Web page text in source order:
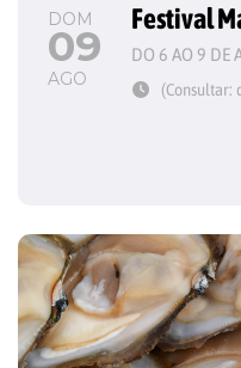
DOM
09
AGO
Festival
DO 6 AO 9 DE
(Consultar: